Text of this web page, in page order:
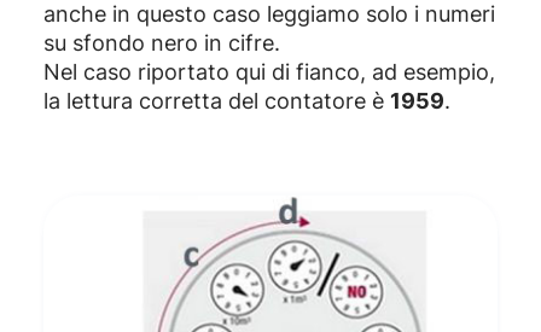
anche in questo caso leggiamo solo i numeri
su sfondo nero in cifre.
Nel caso riportato qui di fianco, ad esempio,
la lettura corretta del contatore è 1959.